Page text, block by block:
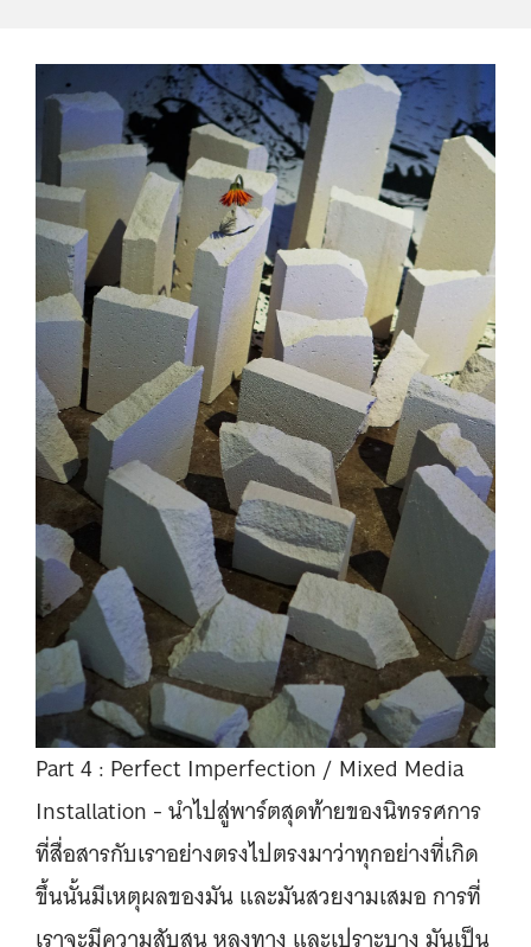
Part 4 : Perfect Imperfection / Mixed Media
Installation - นำไปสู่พาร์ตสุดท้ายของนิทรรศการ
ที่สื่อสารกับเราอย่างตรงไปตรงมาว่าทุกอย่างที่เกิด
ขึ้นนั้นมีเหตุผลของมัน และมันสวยงามเสมอ การที่